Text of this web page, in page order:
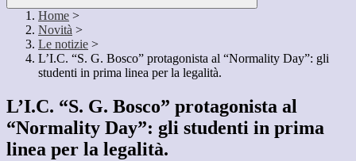
Home >
Novità >
Le notizie >
L’I.C. “S. G. Bosco” protagonista al “Normality Day”: gli
studenti in prima linea per la legalità.
L’I.C. “S. G. Bosco” protagonista al
“Normality Day”: gli studenti in prima
linea per la legalità.